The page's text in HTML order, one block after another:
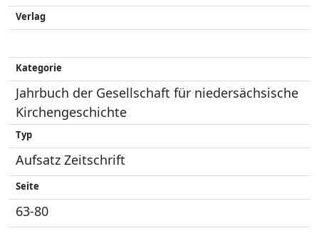
Verlag
Kategorie
Jahrbuch der Gesellschaft für niedersächsische
Kirchengeschichte
Typ
Aufsatz Zeitschrift
Seite
63-80